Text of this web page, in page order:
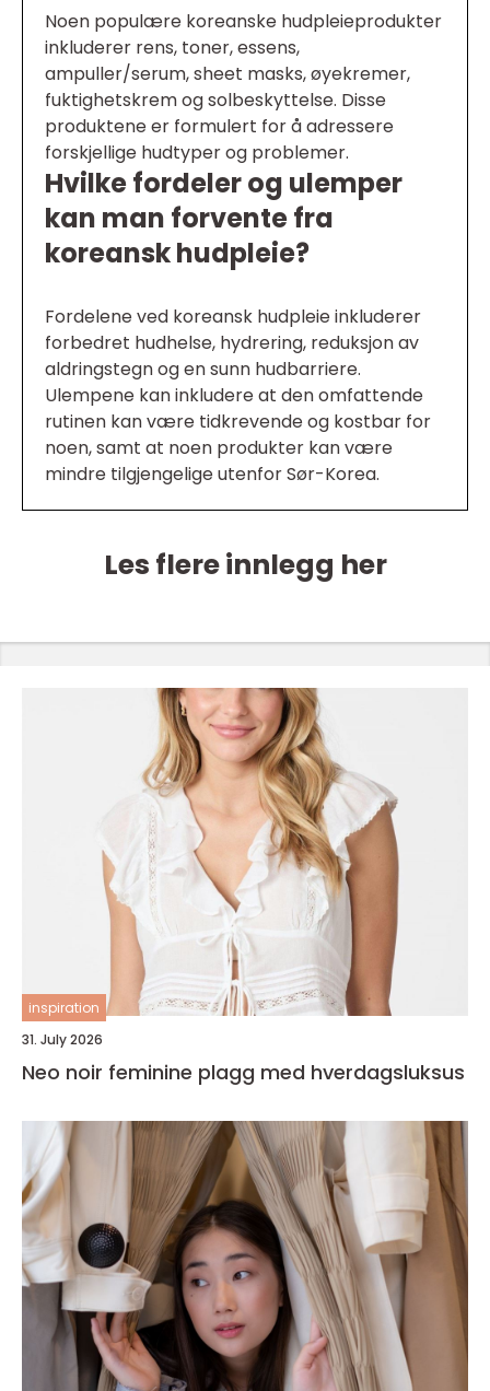
Noen populære koreanske hudpleieprodukter
inkluderer rens, toner, essens,
ampuller/serum, sheet masks, øyekremer,
fuktighetskrem og solbeskyttelse. Disse
produktene er formulert for å adressere
forskjellige hudtyper og problemer.
Hvilke fordeler og ulemper
kan man forvente fra
koreansk hudpleie?
Fordelene ved koreansk hudpleie inkluderer
forbedret hudhelse, hydrering, reduksjon av
aldringstegn og en sunn hudbarriere.
Ulempene kan inkludere at den omfattende
rutinen kan være tidkrevende og kostbar for
noen, samt at noen produkter kan være
mindre tilgjengelige utenfor Sør-Korea.
Les flere innlegg her
inspiration
31. July 2026
Neo noir feminine plagg med hverdagsluksus